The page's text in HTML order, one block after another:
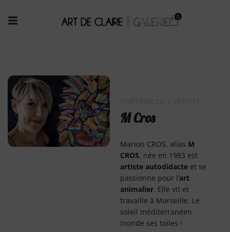
M Cros
Marion CROS, alias M
CROS, née en 1983 est
artiste autodidacteet se
passionne pour l’art
animalier. Elle vit et
travaille à Marseille. Le
soleil méditerranéen
inonde ses toiles !